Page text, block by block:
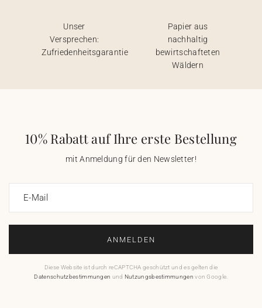
Unser
Versprechen:
Zufriedenheitsgarantie
Papier aus
nachhaltig
bewirtschafteten
Wäldern
10% Rabatt auf Ihre erste Bestellung
mit Anmeldung für den Newsletter!
E-Mail
ANMELDEN
Diese Website ist durch reCAPTCHA geschützt und es gelten die
Datenschutzbestimmungen und Nutzungsbestimmungen von Google.